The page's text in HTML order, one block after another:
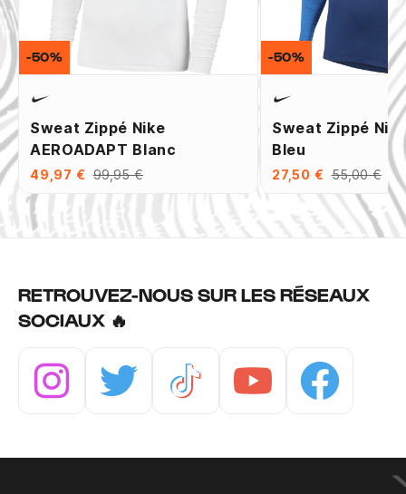
Sweat Zippé Nike
AEROADAPT Blanc
49,97 € 99,95 €
-50%
Sweat Zippé
Bleu
27,50 € 55,00 €
-50%
RETROUVEZ-NOUS SUR LES RÉSEAUX
SOCIAUX 🔥